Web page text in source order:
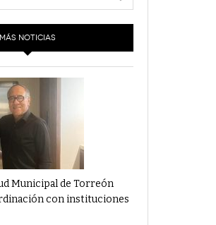
Por PC29
Bomba De Tiempo Por Falta De
Por PC29
Corrupciones, Sus Formas Y Efectos’ Por
- 7 mayo, 2021
MÁS NOTICIAS
Municipal de Torreón
con instituciones